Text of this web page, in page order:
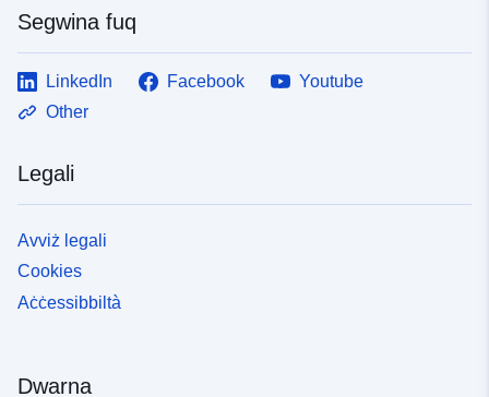
Segwina fuq
LinkedIn Facebook
Youtube
Other
Legali
Avviż legali
Cookies
Aċċessibbiltà
Dwarna